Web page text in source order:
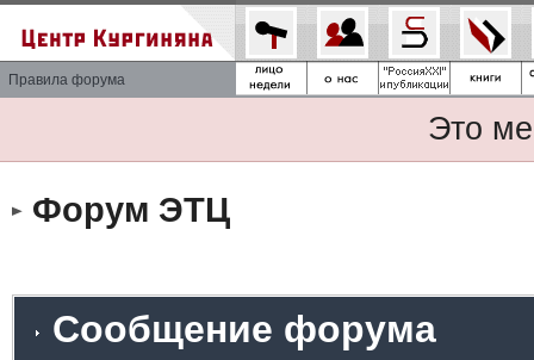
Правила форума
Это
Форум ЭТЦ
Сообщение форума